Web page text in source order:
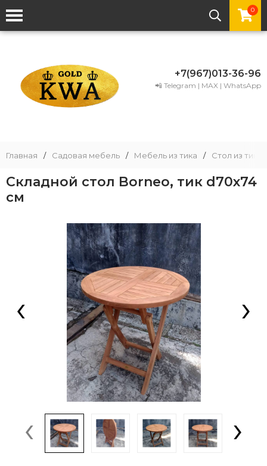
0
+7(967)013-36-96
📲 Telegram | MAX | WhatsApp
Главная / Садовая мебель / Мебель из тика / Стол из тика
Складной стол Borneo, тик d70x74
см
‹ ›
‹ ›